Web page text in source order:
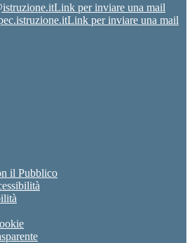
Link per inviare una mail
Link per inviare una mail
il Pubblico